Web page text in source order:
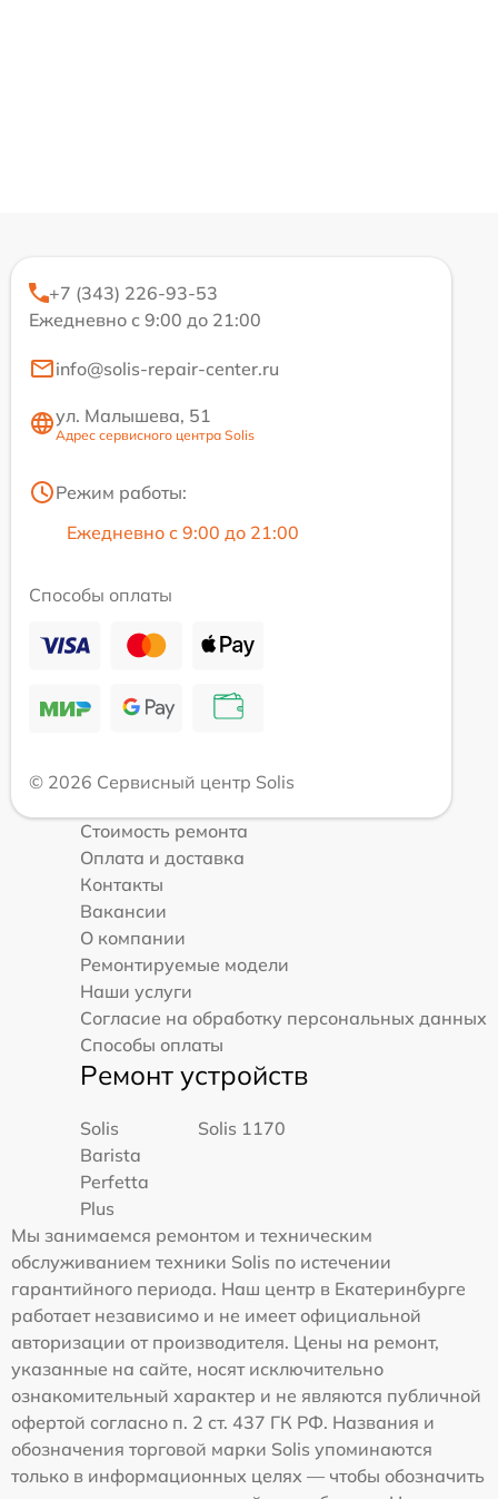
+7 (343) 226-93-53
Ежедневно с 9:00 до 21:00
info@solis-repair-center.ru
ул. Малышева, 51
Адрес сервисного центра Solis
Режим работы:
Ежедневно с 9:00 до 21:00
Способы оплаты
© 2026 Сервисный центр Solis
Стоимость ремонта
Оплата и доставка
Контакты
Вакансии
О компании
Ремонтируемые модели
Наши услуги
Согласие на обработку персональных данных
Способы оплаты
Ремонт устройств
Solis
Barista
Perfetta
Plus
Solis 1170
Мы занимаемся ремонтом и техническим
обслуживанием техники Solis по истечении
гарантийного периода. Наш центр в Екатеринбурге
работает независимо и не имеет официальной
авторизации от производителя. Цены на ремонт,
указанные на сайте, носят исключительно
ознакомительный характер и не являются публичной
офертой согласно п. 2 ст. 437 ГК РФ. Названия и
обозначения торговой марки Solis упоминаются
только в информационных целях — чтобы обозначить